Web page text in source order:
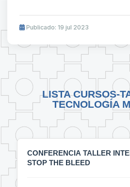
Publicado: 19 jul 2023
LISTA CURSOS-
TECNOLOGÍA
CONFERENCIA TALLER
STOP THE BLEED